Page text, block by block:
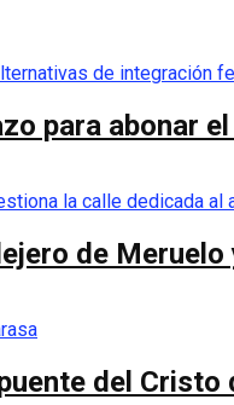
para abonar
de
del Cristo